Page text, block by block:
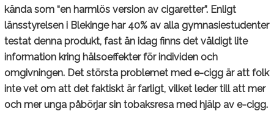
Hälsopåverkan
Info om Snus
Källor (2)
(5) Övriga Tobaksprodukter
kända som “en harmlös version av cigaretter”. Enligt
länsstyrelsen i Blekinge har 40% av alla gymnasiestudenter
testat denna produkt, fast än idag finns det väldigt lite
information kring hälsoeffekter för individen och
omgivningen. Det största problemet med e-cigg är att folk
inte vet om att det faktiskt är farligt, vilket leder till att mer
och mer unga påbörjar sin tobaksresa med hjälp av e-cigg.